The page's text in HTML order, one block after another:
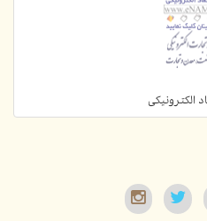
الکترونیکی